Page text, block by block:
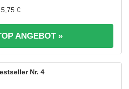
€
ANGEBOT »
4